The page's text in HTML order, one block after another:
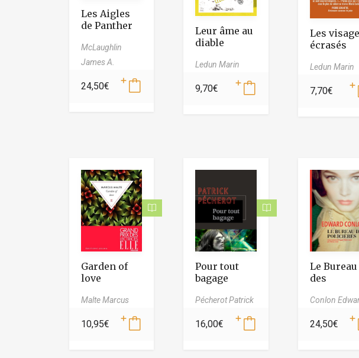
Les Aigles
de Panther
McLaughlin
James A.
24,50€
Leur âme au
diable
Ledun Marin
9,70€
Les
écrasés
Ledun Marin
7,70€
Garden of
love
Malte Marcus
10,95€
Pour tout
bagage
Pécherot Patrick
16,00€
Le Bureau
des
Conlon
24,50€